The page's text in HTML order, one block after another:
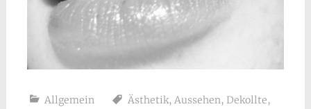
Allgemein Ästhetik, Aussehen, Dekollte,